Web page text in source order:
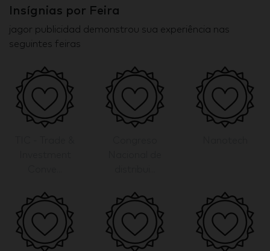
Insígnias por Feira
jagor publicidad demonstrou sua experiência nas
seguintes feiras